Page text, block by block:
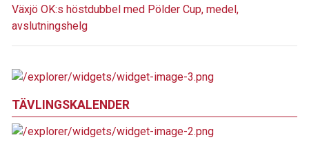
Växjö OK:s höstdubbel med Pölder Cup, medel,
avslutningshelg
TÄVLINGSKALENDER